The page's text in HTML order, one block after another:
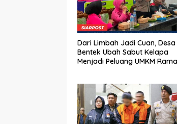
Dari Limbah Jadi Cuan, Desa
Bentek Ubah Sabut Kelapa
Menjadi Peluang UMKM